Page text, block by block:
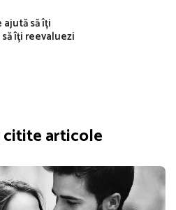
să îți
îți reevaluezi
citite articole